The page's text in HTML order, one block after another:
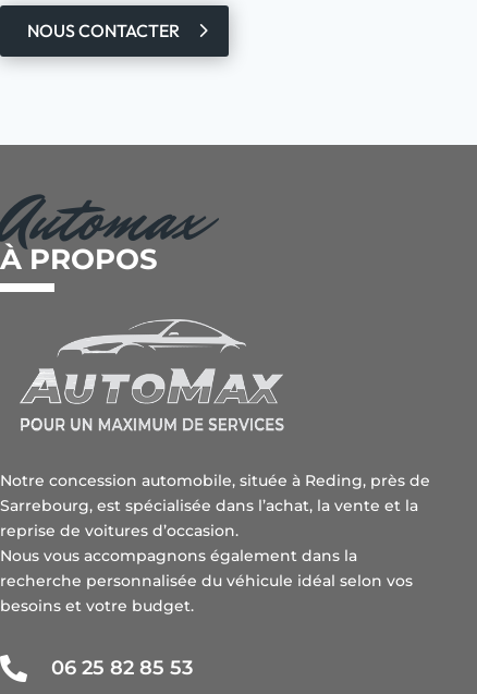
NOUS CONTACTER
Automax
À PROPOS
Notre concession automobile, située à Reding, près de
Sarrebourg, est spécialisée dans l’achat, la vente et la
reprise de voitures d’occasion.
Nous vous accompagnons également dans la
recherche personnalisée du véhicule idéal selon vos
besoins et votre budget.
 06 25 82 85 53